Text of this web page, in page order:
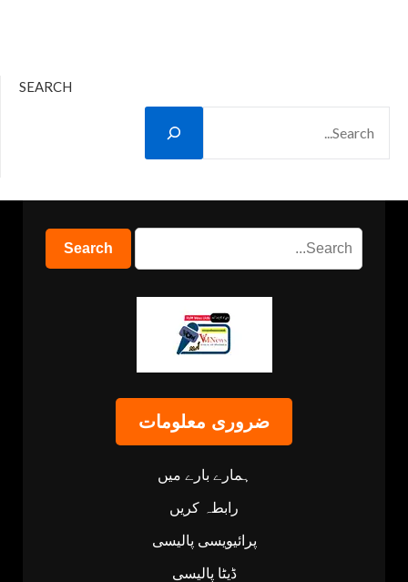
SEARCH
ضروری معلومات
ہمارے بارے میں
رابطہ کریں
پرائیویسی پالیسی
ڈیٹا پالیسی